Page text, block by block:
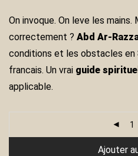
On invoque. On leve les mains.
correctement ? Abd Ar-
conditions et les obstacles en
francais. Un vrai guide
applicable.
Ajouter